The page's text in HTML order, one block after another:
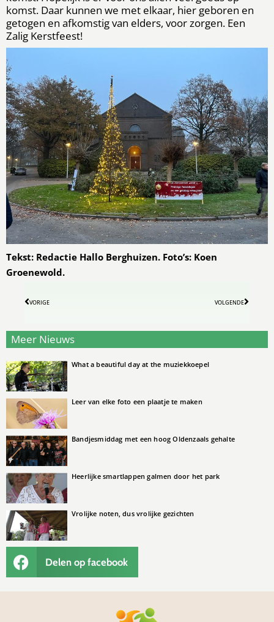
komst. Daar kunnen we met elkaar, hier geboren en
getogen en afkomstig van elders, voor zorgen. Een
Zalig Kerstfeest!
Tekst: Redactie Hallo Berghuizen. Foto’s: Koen
Groenewold.
VORIGE VOLGENDE
Meer Nieuws
What a beautiful day at the muziekkoepel
Leer van elke foto een plaatje te maken
Bandjesmiddag met een hoog Oldenzaals gehalte
Heerlijke smartlappen galmen door het park
Vrolijke noten, dus vrolijke gezichten
Delen op facebook